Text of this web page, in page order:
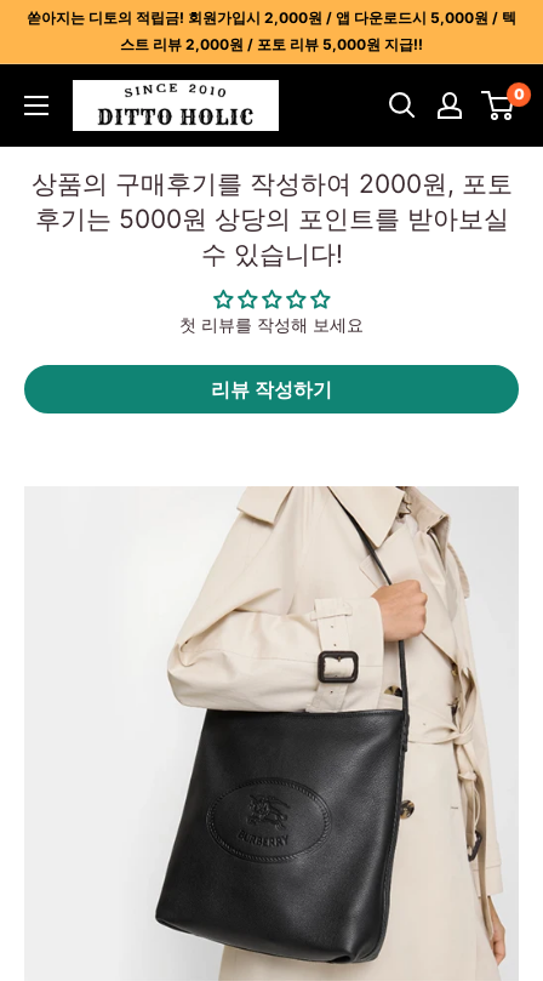
쏟아지는 디토의 적립금! 회원가입시 2,000원 / 앱 다운로드시 5,000원 / 텍
스트 리뷰 2,000원 / 포토 리뷰 5,000원 지급!!
릭
-
카
0
상품의 구매후기를 작성하여 2000원, 포토
후기는 5000원 상당의 포인트를 받아보실
수 있습니다!
첫 리뷰를 작성해 보세요
리뷰 작성하기